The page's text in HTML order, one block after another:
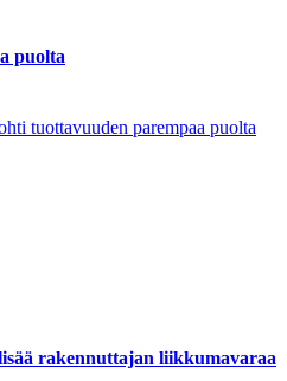
puolta
tuottavuuden parempaa puolta
rakennuttajan liikkumavaraa